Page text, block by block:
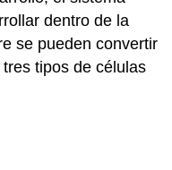
dentro de la
se pueden convertir
tipos de células